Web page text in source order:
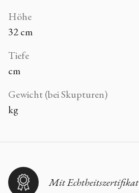
Höhe
32 cm
Tiefe
cm
Gewicht (bei Skupturen)
kg
Mit Echtheitszertifikat